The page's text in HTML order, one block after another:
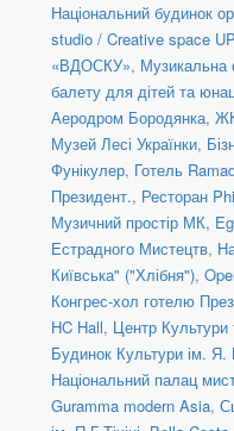
Національний будинок
studio / Creative space
«ВДОСКУ», Музикальна
балету для дітей та
Аеродром Бородянка,
Музей Лесі Українки,
Фунікулер, Готель
Президент., Ресторан
Музичний простір МК,
Естрадного Мистецтв,
Київська" ("Хлібня"),
Конгрес-хол готелю
HC Hall, Центр
Будинок Культури ім. Я.
Національний палац
Guramma modern Asia,